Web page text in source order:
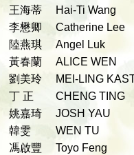
王海蒂
Hai-Ti Wang
李懋卿
Catherine Lee
陸燕琪
Angel Luk
黃春蘭
ALICE WEN
劉美玲
MEI-LING
丁 正
CHENG TING
姚嘉琦
JOSH YAU
韓雯
WEN TU
馮啟豐
Toyo Feng